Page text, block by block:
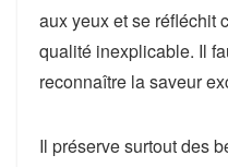
aux yeux et se réfléchit
qualité inexplicable. Il
reconnaître la saveur
Il préserve surtout des